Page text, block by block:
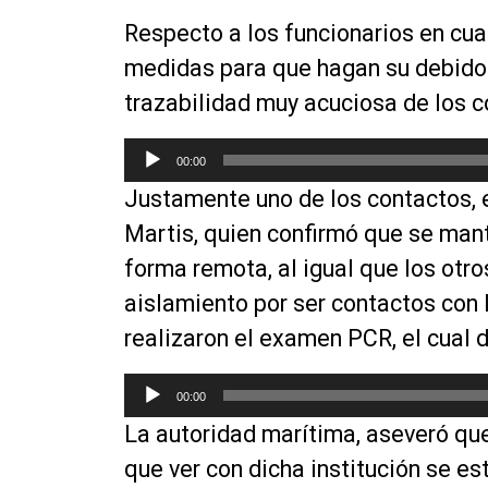
r
d
e
a
i
o
Respecto a los funcionarios en
medidas para que hagan su
trazabilidad muy acuciosa de los
e
p
r
o
d
u
c
r
d
e
00:00
Justamente uno de los contactos,
Martis, quien confirmó que se
forma remota, al igual que los
aislamiento por ser contactos
realizaron el examen PCR, el cual
e
p
r
00:00
La autoridad marítima, aseveró
que ver con dicha institución se